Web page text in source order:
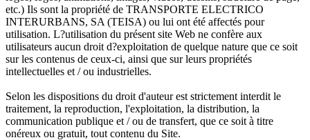
etc.) Ils sont la propriété de TRANSPORTE ELECTRICO
INTERURBANS, SA (TEISA) ou lui ont été affectés pour
utilisation. L?utilisation du présent site Web ne confère aux
utilisateurs aucun droit d?exploitation de quelque nature que ce soit
sur les contenus de ceux-ci, ainsi que sur leurs propriétés
intellectuelles et / ou industrielles.
Selon les dispositions du droit d'auteur est strictement interdit le
traitement, la reproduction, l'exploitation, la distribution, la
communication publique et / ou de transfert, que ce soit à titre
onéreux ou gratuit, tout contenu du Site.